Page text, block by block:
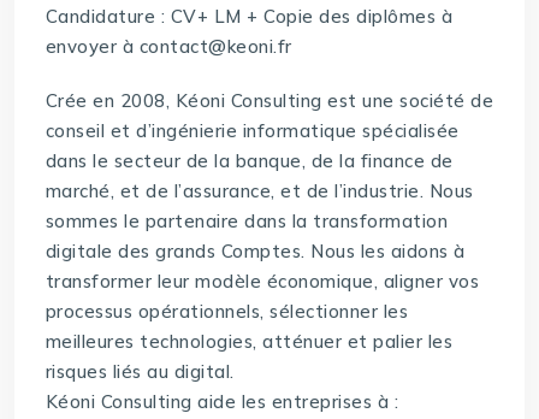
Candidature : CV+ LM + Copie des diplômes à
envoyer à contact@keoni.fr
Crée en 2008, Kéoni Consulting est une société de
conseil et d’ingénierie informatique spécialisée
dans le secteur de la banque, de la finance de
marché, et de l’assurance, et de l’industrie. Nous
sommes le partenaire dans la transformation
digitale des grands Comptes. Nous les aidons à
transformer leur modèle économique, aligner vos
processus opérationnels, sélectionner les
meilleures technologies, atténuer et palier les
risques liés au digital.
Kéoni Consulting aide les entreprises à :